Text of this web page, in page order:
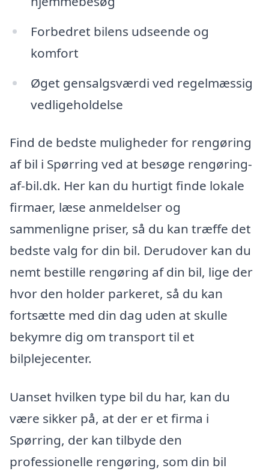
Forbedret bilens udseende og
komfort
Øget gensalgsværdi ved regelmæssig
vedligeholdelse
Find de bedste muligheder for rengøring
af bil i Spørring ved at besøge rengøring-
af-bil.dk. Her kan du hurtigt finde lokale
firmaer, læse anmeldelser og
sammenligne priser, så du kan træffe det
bedste valg for din bil. Derudover kan du
nemt bestille rengøring af din bil, lige der
hvor den holder parkeret, så du kan
fortsætte med din dag uden at skulle
bekymre dig om transport til et
bilplejecenter.
Uanset hvilken type bil du har, kan du
være sikker på, at der er et firma i
Spørring, der kan tilbyde den
professionelle rengøring, som din bil